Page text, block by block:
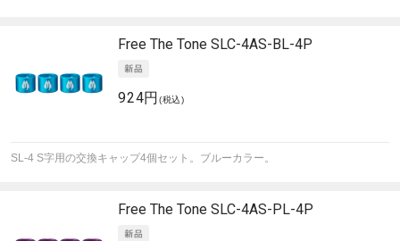
Free The Tone SLC-4AS-BL-4P
924円(税込)
SL-4 S字用の交換キャップ4個セット。ブルーカラー。
Free The Tone SLC-4AS-PL-4P